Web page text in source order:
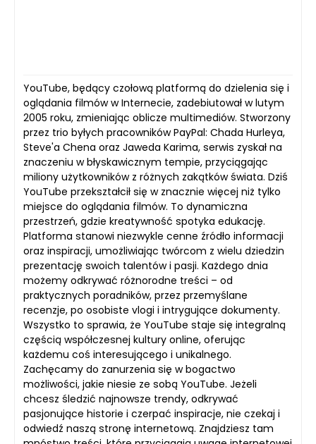
YouTube, będący czołową platformą do dzielenia się i
oglądania filmów w Internecie, zadebiutował w lutym
2005 roku, zmieniając oblicze multimediów. Stworzony
przez trio byłych pracowników PayPal: Chada Hurleya,
Steve'a Chena oraz Jaweda Karima, serwis zyskał na
znaczeniu w błyskawicznym tempie, przyciągając
miliony użytkowników z różnych zakątków świata. Dziś
YouTube przekształcił się w znacznie więcej niż tylko
miejsce do oglądania filmów. To dynamiczna
przestrzeń, gdzie kreatywność spotyka edukację.
Platforma stanowi niezwykle cenne źródło informacji
oraz inspiracji, umożliwiając twórcom z wielu dziedzin
prezentację swoich talentów i pasji. Każdego dnia
możemy odkrywać różnorodne treści – od
praktycznych poradników, przez przemyślane
recenzje, po osobiste vlogi i intrygujące dokumenty.
Wszystko to sprawia, że YouTube staje się integralną
częścią współczesnej kultury online, oferując
każdemu coś interesującego i unikalnego.
Zachęcamy do zanurzenia się w bogactwo
możliwości, jakie niesie ze sobą YouTube. Jeżeli
chcesz śledzić najnowsze trendy, odkrywać
pasjonujące historie i czerpać inspiracje, nie czekaj i
odwiedź naszą stronę internetową. Znajdziesz tam